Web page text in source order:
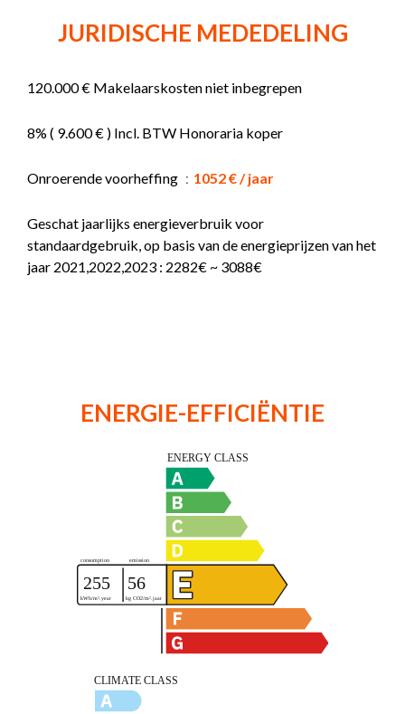
JURIDISCHE MEDEDELING
120.000 € Makelaarskosten niet inbegrepen
8% ( 9.600 € ) Incl. BTW Honoraria koper
Onroerende voorheffing 1052 € / jaar
Geschat jaarlijks energieverbruik voor
standaardgebruik, op basis van de energieprijzen van het
jaar 2021,2022,2023 : 2282€ ~ 3088€
ENERGIE-EFFICIËNTIE